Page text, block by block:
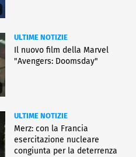
ULTIME NOTIZIE
Il nuovo film della Marvel
"Avengers: Doomsday"
ULTIME NOTIZIE
Merz: con la Francia
esercitazione nucleare
congiunta per la deterrenza